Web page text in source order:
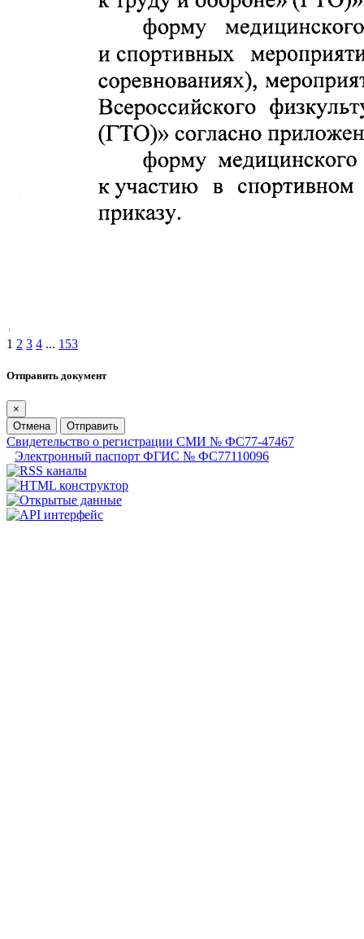
1 2 3 4 ... 153
Отправить документ
×
Отмена
Отправить
Свидетельство о регистрации СМИ № ФС77-47467
Электронный паспорт ФГИС № ФС77110096